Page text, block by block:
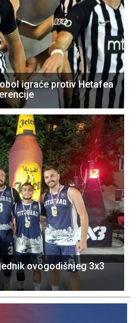
igraće protiv Hetafea
ovogodišnjeg 3x3